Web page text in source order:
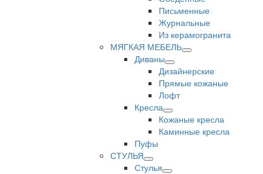
Письменные
Журнальные
Из керамогранита
МЯГКАЯ МЕБЕЛЬ
Диваны
Дизайнерские
Прямые кожаные
Лофт
Кресла
Кожаные кресла
Каминные кресла
Пуфы
СТУЛЬЯ
Стулья